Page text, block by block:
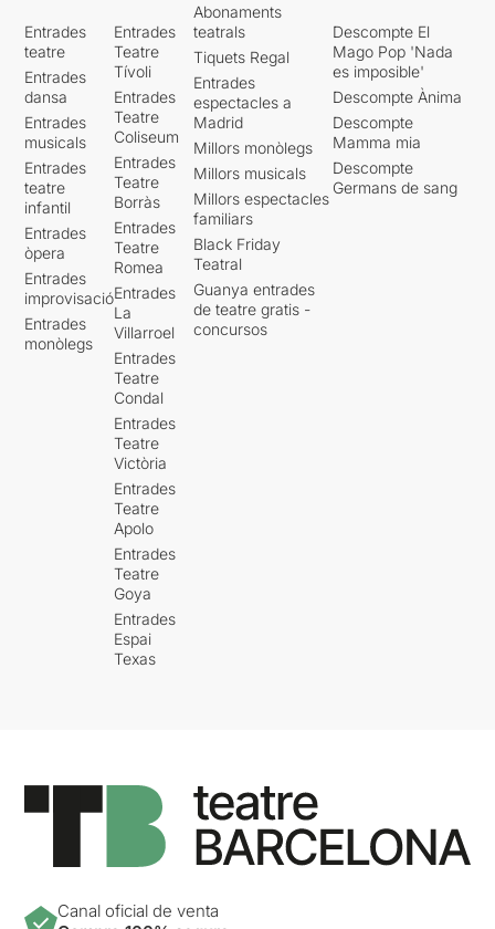
Entrades
teatre
Entrades
dansa
Entrades
musicals
Entrades
teatre
infantil
Entrades
òpera
Entrades
improvisació
Entrades
monòlegs
Entrades
Teatre
Tívoli
Entrades
Teatre
Coliseum
Entrades
Teatre
Borràs
Entrades
Teatre
Romea
Entrades
La
Villarroel
Entrades
Teatre
Condal
Entrades
Teatre
Victòria
Entrades
Teatre
Apolo
Entrades
Teatre
Goya
Entrades
Espai
Texas
Abonaments
teatrals
Tiquets Regal
Entrades
espectacles a
Madrid
Millors monòlegs
Millors musicals
Millors espectacles
familiars
Black Friday
Teatral
Guanya entrades
de teatre gratis -
concursos
Descompte El
Mago Pop 'Nada
es imposible'
Descompte Ànima
Descompte
Mamma mia
Descompte
Germans de sang
Canal oficial de venta